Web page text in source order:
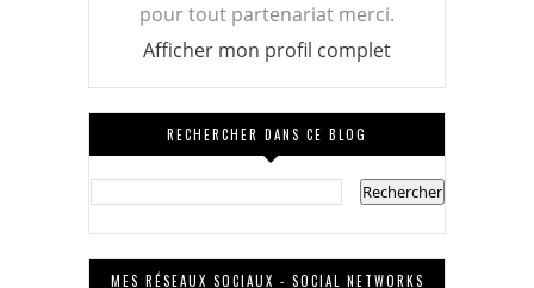
pour tout partenariat merci.
Afficher mon profil complet
RECHERCHER DANS CE BLOG
MES RÉSEAUX SOCIAUX - SOCIAL NETWORKS